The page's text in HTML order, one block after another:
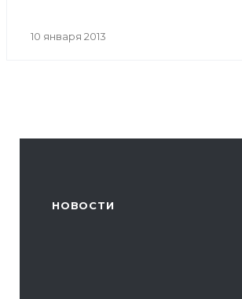
10 января 2013
НОВОСТИ